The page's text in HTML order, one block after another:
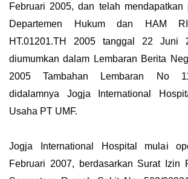
Februari 2005, dan telah mendapatkan
Departemen Hukum dan HAM
HT.01201.TH 2005 tanggal 22 Juni
diumumkan dalam Lembaran Berita
2005 Tambahan Lembaran No
didalamnya Jogja International
Usaha PT UMF.
Jogja International Hospital mulai
Februari 2007, berdasarkan Surat Izin